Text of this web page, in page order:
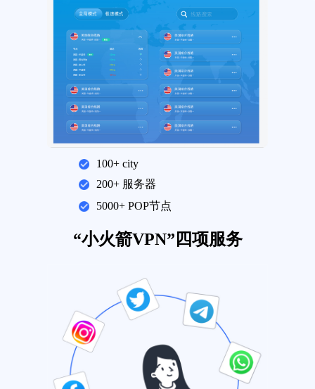
100+ city
200+ 服务器
5000+ POP节点
“小火箭VPN”四项服务